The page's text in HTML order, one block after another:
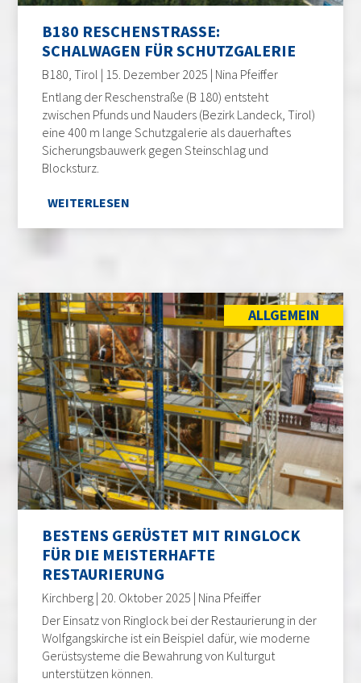
B180 RESCHENSTRASSE: S
CHALWAGEN FÜR SCHUTZGALERIE
B180, Tirol | 15. Dezember 2025 | Nina Pfeiffer
Entlang der Reschenstraße (B 180) entsteht
zwischen Pfunds und Nauders (Bezirk Landeck, Tirol)
eine 400 m lange Schutzgalerie als dauerhaftes
Sicherungsbauwerk gegen Steinschlag und
Blocksturz.
WEITERLESEN
ALLGEMEIN
BESTENS GERÜSTET MIT RINGLOCK
FÜR DIE MEISTERHAFTE
RESTAURIERUNG
Kirchberg | 20. Oktober 2025 | Nina Pfeiffer
Der Einsatz von Ringlock bei der Restaurierung in der
Wolfgangskirche ist ein Beispiel dafür, wie moderne
Gerüstsysteme die Bewahrung von Kulturgut
unterstützen können.